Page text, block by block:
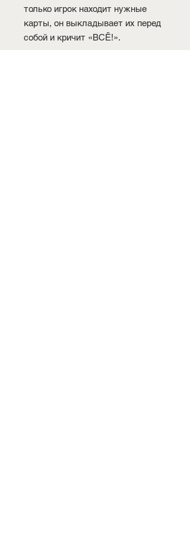
только игрок находит нужные
карты, он выкладывает их перед
собой и кричит «ВСЁ!».